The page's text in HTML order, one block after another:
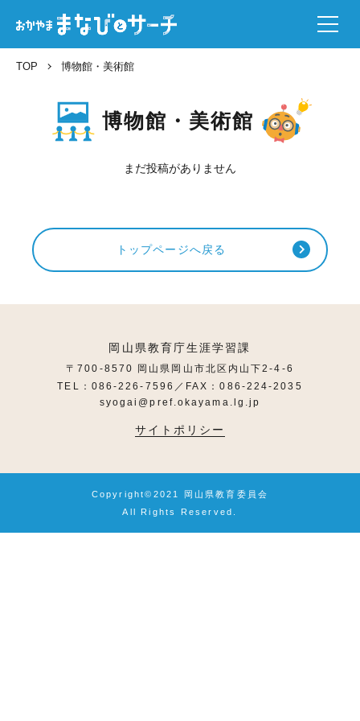
TOP 博物館・美術館
博物館・美術館
まだ投稿がありません
トップページへ戻る
岡山県教育庁生涯学習課
〒700-8570 岡山県岡山市北区内山下2-4-6
TEL：086-226-7596／FAX：086-224-2035
syogai@pref.okayama.lg.jp
サイトポリシー
Copyright©2021 岡山県教育委員会
All Rights Reserved.